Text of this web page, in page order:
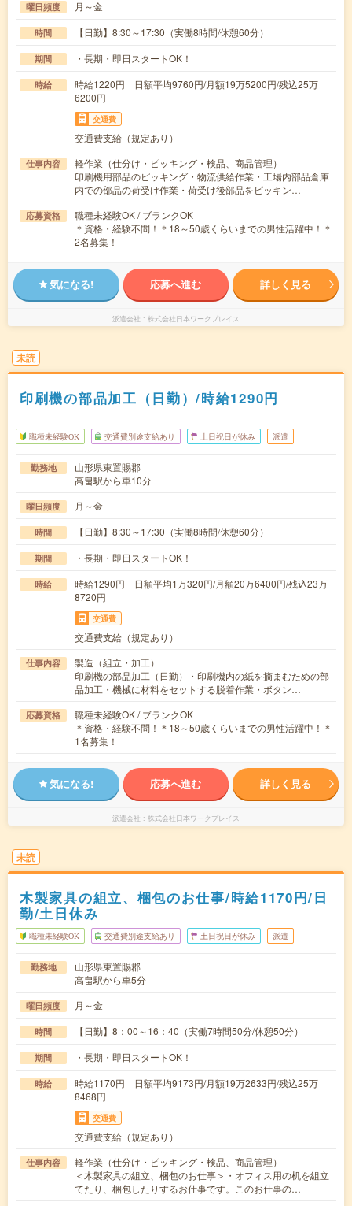
曜日頻度 月～金
時間 【日勤】8:30～17:30（実働8時間/休憩60分）
期間 ・長期・即日スタートOK！
時給
時給1220円 日額平均9760円/月額19万5200円/残込25万
6200円
交通費
交通費支給（規定あり）
仕事内容
軽作業（仕分け・ピッキング・検品、商品管理）
印刷機用部品のピッキング・物流供給作業・工場内部品倉庫
内での部品の荷受け作業・荷受け後部品をピッキン…
応募資格
職種未経験OK / ブランクOK
＊資格・経験不問！＊18～50歳くらいまでの男性活躍中！＊
2名募集！
気になる! 応募へ進む 詳しく見る
派遣会社 株式会社日本ワークプレイス
未読
印刷機の部品加工（日勤）/時給1290円
職種未経験OK 交通費別途支給あり 土日祝日が休み 派遣
勤務地
山形県東置賜郡
高畠駅から車10分
曜日頻度 月～金
時間 【日勤】8:30～17:30（実働8時間/休憩60分）
期間 ・長期・即日スタートOK！
時給
時給1290円 日額平均1万320円/月額20万6400円/残込23万
8720円
交通費
交通費支給（規定あり）
仕事内容
製造（組立・加工）
印刷機の部品加工（日勤）・印刷機内の紙を摘まむための部
品加工・機械に材料をセットする脱着作業・ボタン…
応募資格
職種未経験OK / ブランクOK
＊資格・経験不問！＊18～50歳くらいまでの男性活躍中！＊
1名募集！
気になる! 応募へ進む 詳しく見る
派遣会社 株式会社日本ワークプレイス
未読
木製家具の組立、梱包のお仕事/時給1170円/日
勤/土日休み
職種未経験OK 交通費別途支給あり 土日祝日が休み 派遣
勤務地
山形県東置賜郡
高畠駅から車5分
曜日頻度 月～金
時間 【日勤】8：00～16：40（実働7時間50分/休憩50分）
期間 ・長期・即日スタートOK！
時給
時給1170円 日額平均9173円/月額19万2633円/残込25万
8468円
交通費
交通費支給（規定あり）
仕事内容
軽作業（仕分け・ピッキング・検品、商品管理）
＜木製家具の組立、梱包のお仕事＞・オフィス用の机を組立
てたり、梱包したりするお仕事です。このお仕事の…